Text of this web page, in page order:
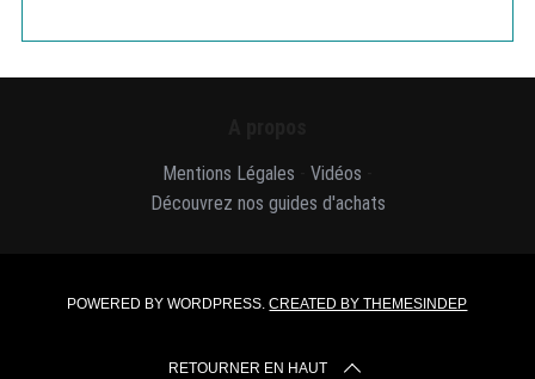
:
Mentions Légales Vidéos
Découvrez nos guides d'achats
POWERED BY WORDPRESS.CREATED BY THEMESINDEP
RETOURNER EN HAUT